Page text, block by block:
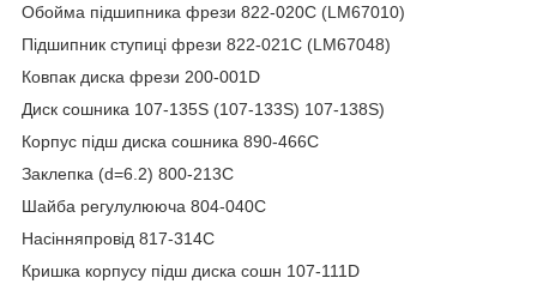
Обойма підшипника фрези 822-020C (LM67010)
Підшипник ступиці фрези 822-021C (LM67048)
Ковпак диска фрези 200-001D
Диск сошника 107-135S (107-133S) 107-138S)
Корпус підш диска сошника 890-466C
Заклепка (d=6.2) 800-213C
Шайба регулулююча 804-040C
Насінняпровід 817-314C
Кришка корпусу підш диска сошн 107-111D